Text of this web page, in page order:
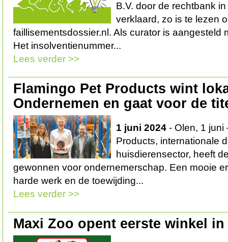
B.V. door de rechtbank
verklaard, zo is te lezen
faillisementsdossier.nl. Als curator is aangesteld
Het insolventienummer...
Lees verder >>
Flamingo Pet Products wint
Ondernemen en gaat voor de
1 juni 2024 - Olen, 1 juni
Products, internationale
huisdierensector, heeft
gewonnen voor ondernemerschap. Een mooie
harde werk en de toewijding...
Lees verder >>
Maxi Zoo opent eerste winkel